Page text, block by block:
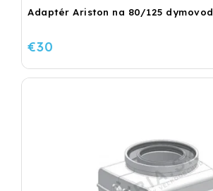
Adaptér Ariston na 80/125 dymovod
€30